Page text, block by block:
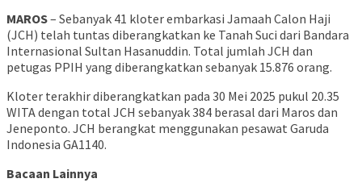
MAROS– Sebanyak 41 kloter embarkasi Jamaah Calon Haji
(JCH) telah tuntas diberangkatkan ke Tanah Suci dari Bandara
Internasional Sultan Hasanuddin. Total jumlah JCH dan
petugas PPIH yang diberangkatkan sebanyak 15.876 orang.
Kloter terakhir diberangkatkan pada 30 Mei 2025 pukul 20.35
WITA dengan total JCH sebanyak 384 berasal dari Maros dan
Jeneponto. JCH berangkat menggunakan pesawat Garuda
Indonesia GA1140.
Bacaan Lainnya